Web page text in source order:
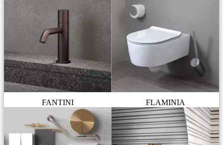
FANTINI FLAMINIA